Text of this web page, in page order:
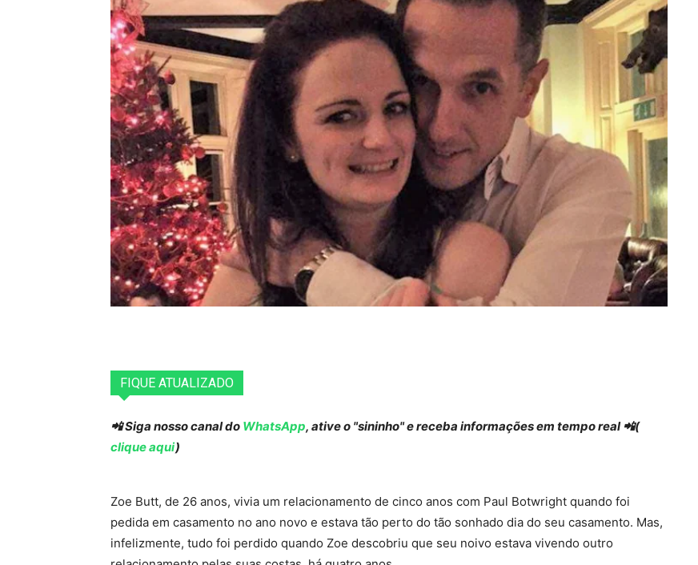
FIQUE ATUALIZADO
📲 Siga nosso canal do WhatsApp, ative o "sininho" e receba informações em tempo real 📲(
clique aqui)
Zoe Butt, de 26 anos, vivia um relacionamento de cinco anos com Paul Botwright quando foi
pedida em casamento no ano novo e estava tão perto do tão sonhado dia do seu casamento. Mas,
infelizmente, tudo foi perdido quando Zoe descobriu que seu noivo estava vivendo outro